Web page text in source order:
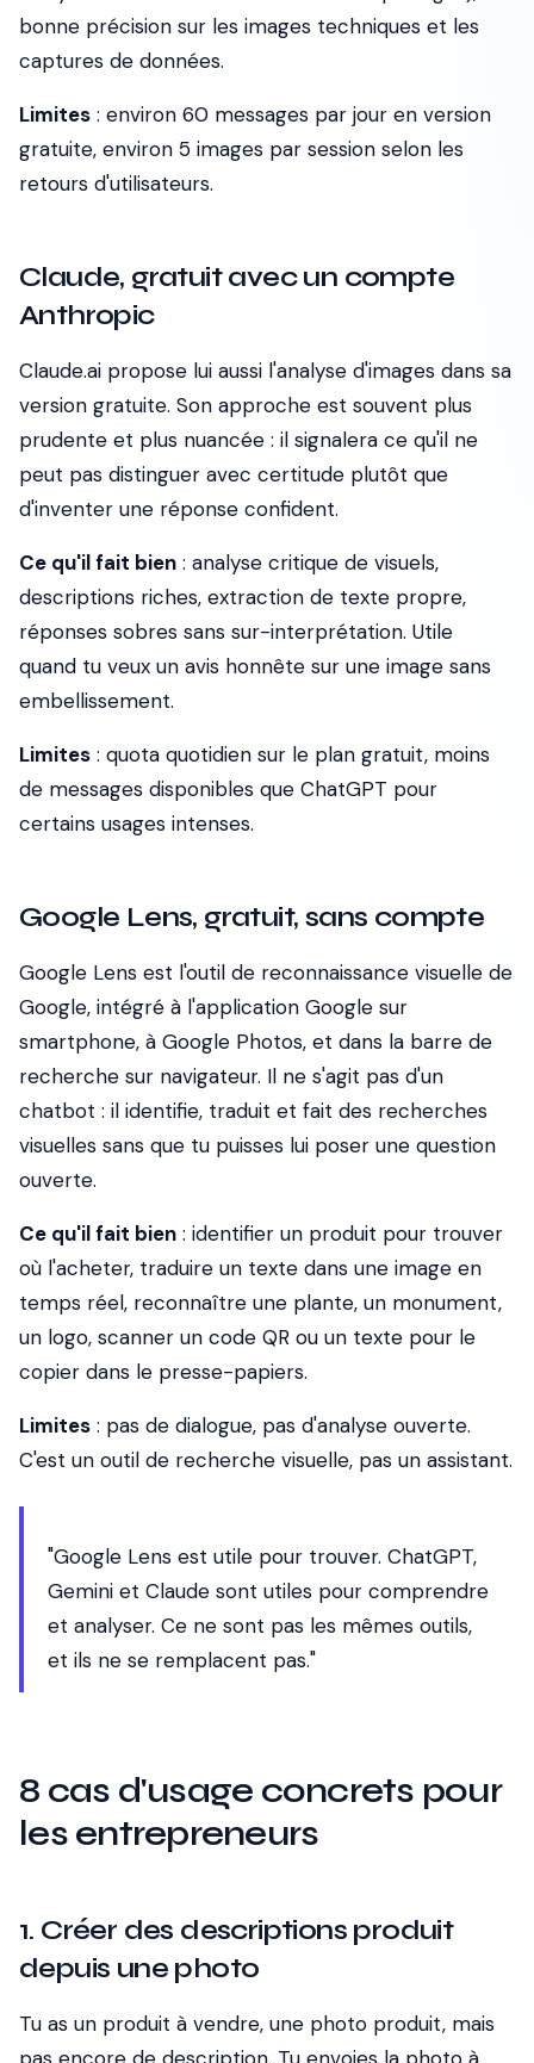
bonne précision sur les images techniques et les
captures de données.
Limites : environ 60 messages par jour en version
gratuite, environ 5 images par session selon les
retours d'utilisateurs.
Claude, gratuit avec un compte
Anthropic
Claude.ai propose lui aussi l'analyse d'images dans sa
version gratuite. Son approche est souvent plus
prudente et plus nuancée : il signalera ce qu'il ne
peut pas distinguer avec certitude plutôt que
d'inventer une réponse confident.
Ce qu'il fait bien : analyse critique de visuels,
descriptions riches, extraction de texte propre,
réponses sobres sans sur-interprétation. Utile
quand tu veux un avis honnête sur une image sans
embellissement.
Limites : quota quotidien sur le plan gratuit, moins
de messages disponibles que ChatGPT pour
certains usages intenses.
Google Lens, gratuit, sans compte
Google Lens est l'outil de reconnaissance visuelle de
Google, intégré à l'application Google sur
smartphone, à Google Photos, et dans la barre de
recherche sur navigateur. Il ne s'agit pas d'un
chatbot : il identifie, traduit et fait des recherches
visuelles sans que tu puisses lui poser une question
ouverte.
Ce qu'il fait bien : identifier un produit pour trouver
où l'acheter, traduire un texte dans une image en
temps réel, reconnaître une plante, un monument,
un logo, scanner un code QR ou un texte pour le
copier dans le presse-papiers.
Limites : pas de dialogue, pas d'analyse ouverte.
C'est un outil de recherche visuelle, pas un assistant.
"Google Lens est utile pour trouver. ChatGPT,
Gemini et Claude sont utiles pour comprendre
et analyser. Ce ne sont pas les mêmes outils,
et ils ne se remplacent pas."
8 cas d'usage concrets pour
les entrepreneurs
1. Créer des descriptions produit
depuis une photo
Tu as un produit à vendre, une photo produit, mais